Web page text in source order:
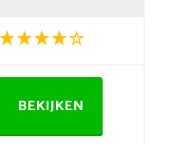
BEKIJKEN